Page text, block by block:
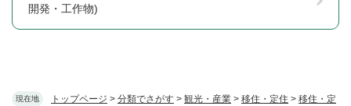
現在地 トップページ > 分類でさがす > 観光・産業 > 移住・定住 > 移住・定
開発・工作物)